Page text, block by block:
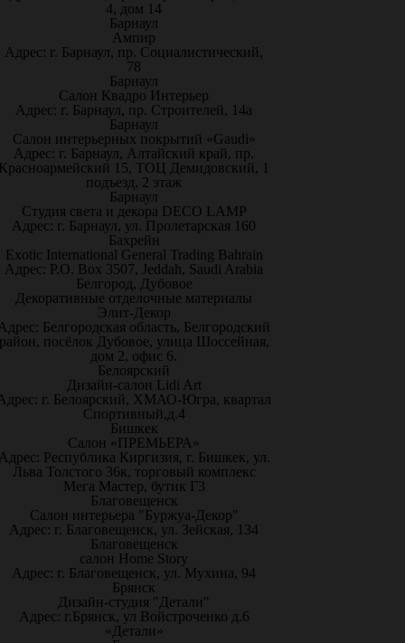
4, дом 14
Барнаул
Ампир
Адрес: г. Барнаул, пр. Социалистический,
78
Барнаул
Салон Квадро Интерьер
Адрес: г. Барнаул, пр. Строителей, 14а
Барнаул
Салон интерьерных покрытий «Gaudi»
Адрес: г. Барнаул, Алтайский край, пр.
15, ТОЦ Демидовский, 1
подъезд, 2 этаж
Барнаул
Студия света и декора DECO LAMP
Адрес: г. Барнаул, ул. Пролетарская 160
Бахрейн
Exotic International General Trading Bahrain
Адрес: P.O. Box 3507, Jeddah, Saudi Arabia
Белгород, Дубовое
Декоративные отделочные материалы
Элит-Декор
Белгородская область, Белгородский
посёлок Дубовое, улица Шоссейная,
дом 2, офис 6.
Белоярский
Дизайн-салон Lidi Art
г. Белоярский, ХМАО-Югра, квартал
Спортивный,д.4
Бишкек
Салон «ПРЕМЬЕРА»
Республика Киргизия, г. Бишкек, ул.
Льва Толстого 36к, торговый комплекс
Мега Мастер, бутик Г3
Благовещенск
Салон интерьера "Буржуа-Декор"
Адрес: г. Благовещенск, ул. Зейская, 134
Благовещенск
салон Home Story
Адрес: г. Благовещенск, ул. Мухина, 94
Брянск
Дизайн-студия "Детали"
Адрес: г.Брянск, ул Войстроченко д.6
«Детали»